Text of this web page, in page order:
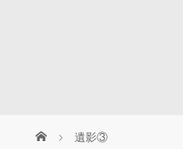
遺影③